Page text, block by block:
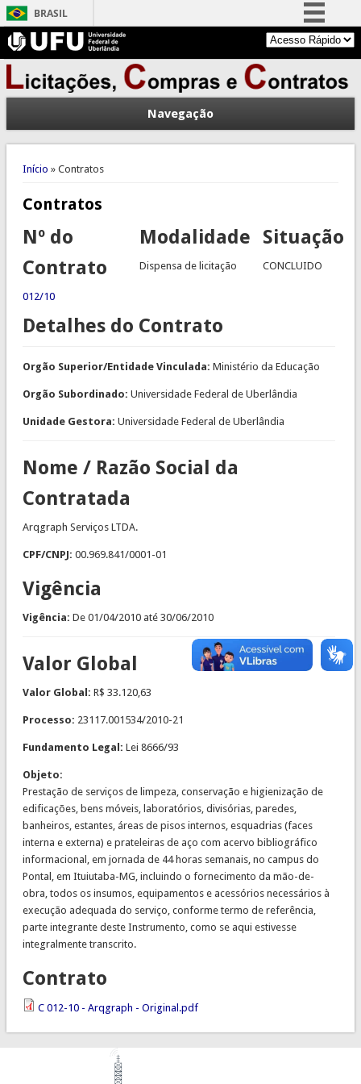
BRASIL
Simplifique!
Comunica BR
Participe
Acesso à informação
Legislação
Navegação
Você está aqui
Início » Contratos
Contratos
Nº do
Contrato
012/10
Modalidade
Dispensa de licitação
Situação
CONCLUIDO
Detalhes do Contrato
Orgão Superior/Entidade Vinculada: Ministério da Educação
Orgão Subordinado: Universidade Federal de Uberlândia
Unidade Gestora: Universidade Federal de Uberlândia
Nome / Razão Social da
Contratada
Arqgraph Serviços LTDA.
CPF/CNPJ: 00.969.841/0001-01
Vigência
Vigência: De 01/04/2010até 30/06/2010
Valor Global
Valor Global: R$ 33.120,63
Processo: 23117.001534/2010-21
Fundamento Legal: Lei 8666/93
Objeto:
Prestação de serviços de limpeza, conservação e higienização de
edificações, bens móveis, laboratórios, divisórias, paredes,
banheiros, estantes, áreas de pisos internos, esquadrias (faces
interna e externa) e prateleiras de aço com acervo bibliográfico
informacional, em jornada de 44 horas semanais, no campus do
Pontal, em Ituiutaba-MG, incluindo o fornecimento da mão-de-
obra, todos os insumos, equipamentos e acessórios necessários à
execução adequada do serviço, conforme termo de referência,
parte integrante deste Instrumento, como se aqui estivesse
integralmente transcrito.
Contrato
C 012-10 - Arqgraph - Original.pdf